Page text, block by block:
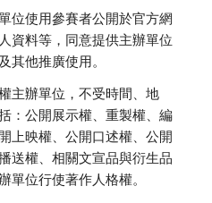
位使用參賽者公開於官方網
資料等，同意提供主辦單位
其他推廣使用。
主辦單位，不受時間、地
：公開展示權、重製權、編
上映權、公開口述權、公開
送權、相關文宣品與衍生品
單位行使著作人格權。